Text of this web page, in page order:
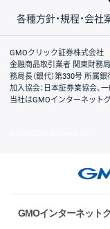
各種方針・規程・会社
取引規程・約款
サイトマップ
その他のご案内
個人情報保護方針
最良執行方針
サイトのご利用に
ディスクレイマー
信託保全
リスク説明
会社案内
GMOクリック証券株式会社
金融商品取引業者 関東財務
務局長（銀代）第330号 所属
加入協会：日本証券業協会、
当社はGMOインターネット
GMOインターネット